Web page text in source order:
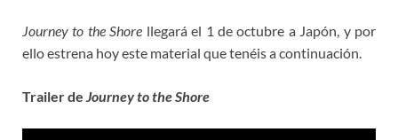
Journey to the Shore llegará el 1 de octubre a Japón, y por
ello estrena hoy este material que tenéis a continuación.
Trailer de Journey to the Shore